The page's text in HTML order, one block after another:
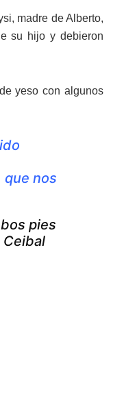
madre de Alberto,
su hijo y debieron
yeso con algunos
que nos
pies